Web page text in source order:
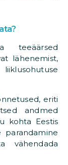
teeäärsed
lähenemist,
eriti
andmed
kohta Eestis
vähendada